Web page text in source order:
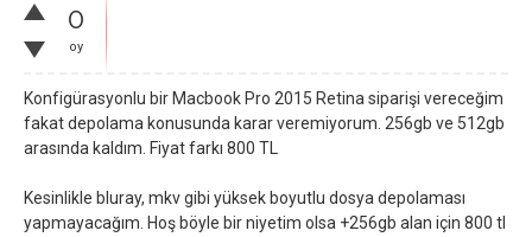
0
oy
Konfigürasyonlu bir Macbook Pro 2015 Retina siparişi vereceğim
fakat depolama konusunda karar veremiyorum. 256gb ve 512gb
arasında kaldım. Fiyat farkı 800 TL
Kesinlikle bluray, mkv gibi yüksek boyutlu dosya depolaması
yapmayacağım. Hoş böyle bir niyetim olsa +256gb alan için 800 tl